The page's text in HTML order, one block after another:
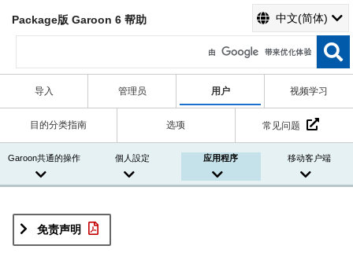
Package版 Garoon 6 帮助 中文(简体)
导入 管理员 用户 视频学习
目的分类指南 选项 常见问题
Garoon共通的操作 個人設定 应用程序 移动客户端
免责声明